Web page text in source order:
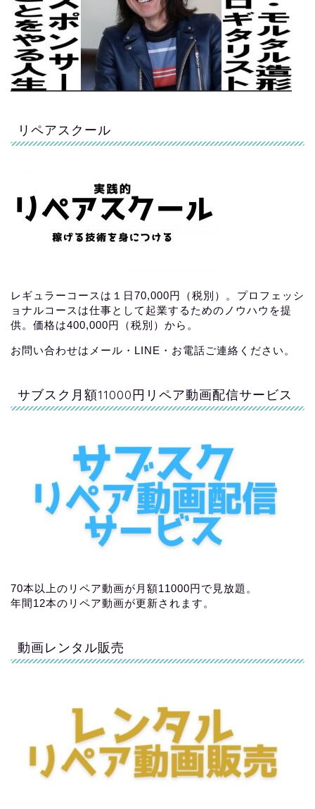
リペアスクール
レギュラーコースは１日70,000円（税別）。プロフェッシ
ョナルコースは仕事として起業するためのノウハウを提
供。価格は400,000円（税別）から。
お問い合わせはメール・LINE・お電話ご連絡ください。
サブスク月額11000円リペア動画配信サービス
70本以上のリペア動画が月額11000円で見放題。
年間12本のリペア動画が更新されます。
動画レンタル販売